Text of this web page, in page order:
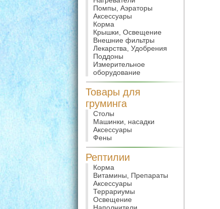
Помпы, Аэраторы
Аксессуары
Корма
Крышки, Освещение
Внешние фильтры
Лекарства, Удобрения
Поддоны
Измерительное
оборудование
Товары для
груминга
Столы
Машинки, насадки
Аксессуары
Фены
Рептилии
Корма
Витамины, Препараты
Аксессуары
Террариумы
Освещение